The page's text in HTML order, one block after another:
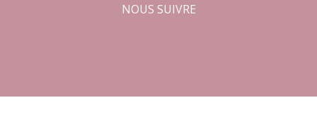
NOUS SUIVRE